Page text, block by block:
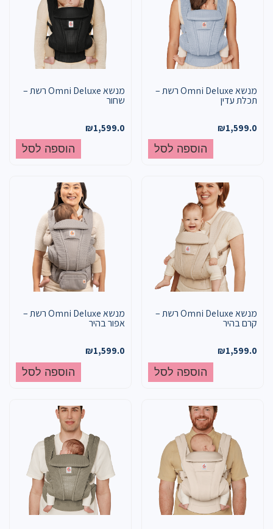
מנשא Omni Deluxe רשת –
תכלת עדין
₪1,599.0
הוספה לסל
מנשא Omni Deluxe רשת –
שחור
₪1,599.0
הוספה לסל
מנשא Omni Deluxe רשת –
קרם בהיר
₪1,599.0
הוספה לסל
מנשא Omni Deluxe רשת –
אפור בהיר
₪1,599.0
הוספה לסל